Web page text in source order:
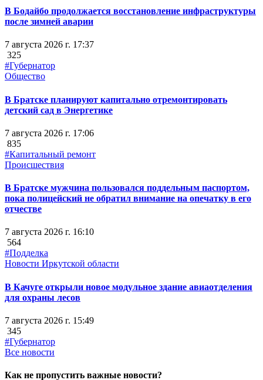
В Бодайбо продолжается восстановление инфраструктуры
после зимней аварии
7 августа 2026 г. 17:37
325
#Губернатор
Общество
В Братске планируют капитально отремонтировать
детский сад в Энергетике
7 августа 2026 г. 17:06
835
#Капитальный ремонт
Происшествия
В Братске мужчина пользовался поддельным паспортом,
пока полицейский не обратил внимание на опечатку в его
отчестве
7 августа 2026 г. 16:10
564
#Подделка
Новости Иркутской области
В Качуге открыли новое модульное здание авиаотделения
для охраны лесов
7 августа 2026 г. 15:49
345
#Губернатор
Все новости
Как не пропустить важные новости?